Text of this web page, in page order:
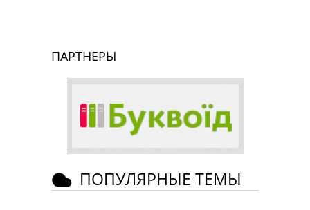
ПАРТНЕРЫ
ПОПУЛЯРНЫЕ ТЕМЫ